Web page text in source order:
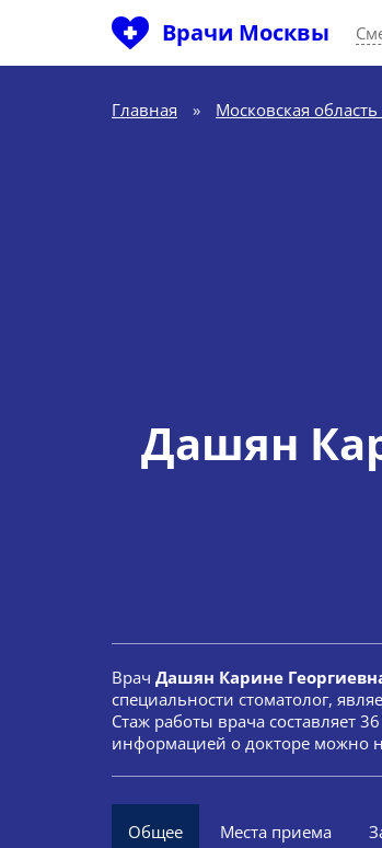
Врачи Москвы
Главная » Московская
Дашян
Врач Дашян Карине
специальности стоматолог,
Стаж работы врача составляет
информацией о докторе можно
Общее Места приема